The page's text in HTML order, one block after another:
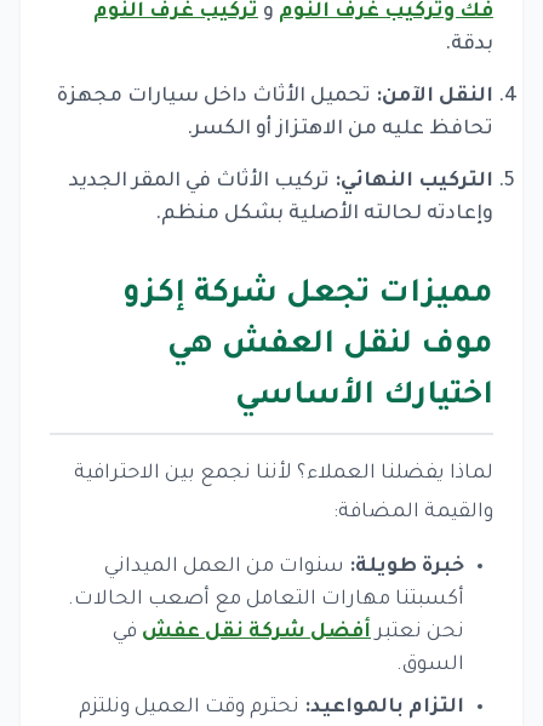
فك وتركيب غرف النوم و تركيب غرف النوم
بدقة.
النقل الآمن: تحميل الأثاث داخل سيارات مجهزة
تحافظ عليه من الاهتزاز أو الكسر.
التركيب النهائي: تركيب الأثاث في المقر الجديد
وإعادته لحالته الأصلية بشكل منظم.
مميزات تجعل شركة إكزو
موف لنقل العفش هي
اختيارك الأساسي
لماذا يفضلنا العملاء؟ لأننا نجمع بين الاحترافية
والقيمة المضافة:
خبرة طويلة: سنوات من العمل الميداني
أكسبتنا مهارات التعامل مع أصعب الحالات.
نحن نعتبرأفضل شركة نقل عفش في
السوق.
التزام بالمواعيد: نحترم وقت العميل ونلتزم